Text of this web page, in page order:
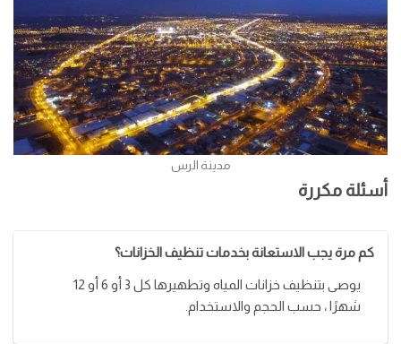
مدينة الرس
أسئلة مكررة
كم مرة يجب الاستعانة بخدمات تنظيف الخزانات؟
يوصى بتنظيف خزانات المياه وتطهيرها كل 3 أو 6 أو 12
شهرًا ، حسب الحجم والاستخدام.